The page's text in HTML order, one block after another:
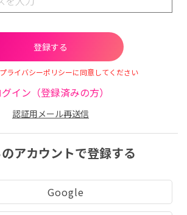
ライバシーポリシーに同意してください
イン（登録済みの方）
認証用メール再送信
アカウントで登録する
Google